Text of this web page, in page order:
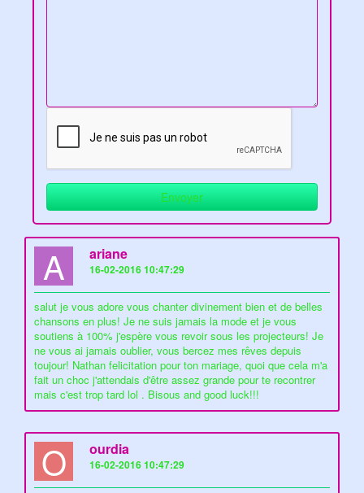
A ariane
16-02-2016 10:47:29
salut je vous adore vous chanter divinement bien et de belles
chansons en plus! Je ne suis jamais la mode et je vous
soutiens à 100% j'espère vous revoir sous les projecteurs! Je
ne vous ai jamais oublier, vous bercez mes rêves depuis
toujour! Nathan felicitation pour ton mariage, quoi que cela m'a
fait un choc j'attendais d'être assez grande pour te recontrer
mais c'est trop tard lol . Bisous and good luck!!!
O ourdia
16-02-2016 10:47:29